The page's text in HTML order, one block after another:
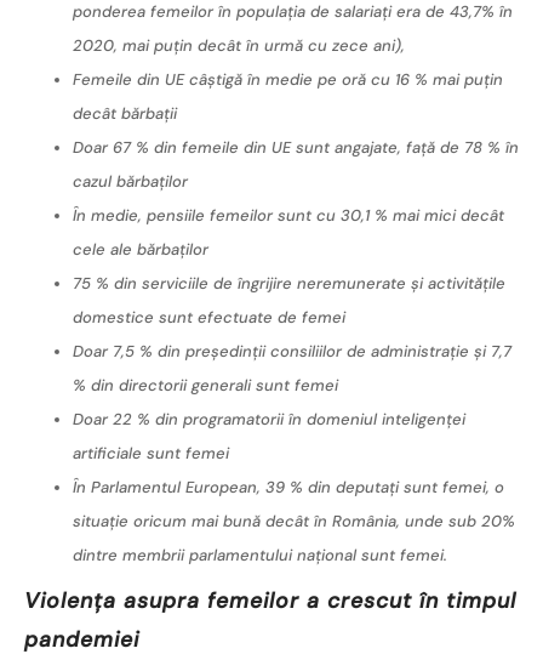
ponderea femeilor în populația de salariați era de 43,7% în
2020, mai puțin decât în urmă cu zece ani),
Femeile din UE câștigă în medie pe oră cu 16 % mai puțin
decât bărbații
Doar 67 % din femeile din UE sunt angajate, față de 78 % în
cazul bărbaților
În medie, pensiile femeilor sunt cu 30,1 % mai mici decât
cele ale bărbaților
75 % din serviciile de îngrijire neremunerate și activitățile
domestice sunt efectuate de femei
Doar 7,5 % din președinții consiliilor de administrație și 7,7
% din directorii generali sunt femei
Doar 22 % din programatorii în domeniul inteligenței
artificiale sunt femei
În Parlamentul European, 39 % din deputați sunt femei, o
situație oricum mai bună decât în România, unde sub 20%
dintre membrii parlamentului național sunt femei.
Violența asupra femeilor a crescut în timpul
pandemiei